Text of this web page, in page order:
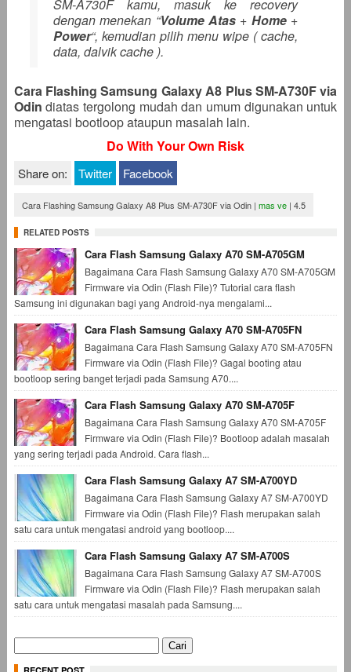
SM-A730F kamu, masuk ke recovery
dengan menekan “Volume Atas + Home+
Power“, kemudian pilih menu wipe ( cache,
data, dalvik cache ).
Cara Flashing Samsung Galaxy A8 Plus SM-A730F via
Odin diatas tergolong mudah dan umum digunakan untuk
mengatasi bootloop ataupun masalah lain.
Do With Your Own Risk
Share on: Twitter Facebook
Cara Flashing Samsung Galaxy A8 Plus SM-A730F via Odin| mas ve | 4.5
RELATED POSTS
Cara Flash Samsung Galaxy A70 SM-A705GM
Bagaimana Cara Flash Samsung Galaxy A70 SM-A705GM
Firmware via Odin (Flash File)? Tutorial cara flash
Samsung ini digunakan bagi yang Android-nya mengalami...
Cara Flash Samsung Galaxy A70 SM-A705FN
Bagaimana Cara Flash Samsung Galaxy A70 SM-A705FN
Firmware via Odin (Flash File)? Gagal booting atau
bootloop sering banget terjadi pada Samsung A70....
Cara Flash Samsung Galaxy A70 SM-A705F
Bagaimana Cara Flash Samsung Galaxy A70 SM-A705F
Firmware via Odin (Flash File)? Bootloop adalah masalah
yang sering terjadi pada Android. Cara flash...
Cara Flash Samsung Galaxy A7 SM-A700YD
Bagaimana Cara Flash Samsung Galaxy A7 SM-A700YD
Firmware via Odin (Flash File)? Flash merupakan salah
satu cara untuk mengatasi android yang bootloop....
Cara Flash Samsung Galaxy A7 SM-A700S
Bagaimana Cara Flash Samsung Galaxy A7 SM-A700S
Firmware via Odin (Flash File)? Flash merupakan salah
satu cara untuk mengatasi masalah pada Samsung....
Cari
untuk: